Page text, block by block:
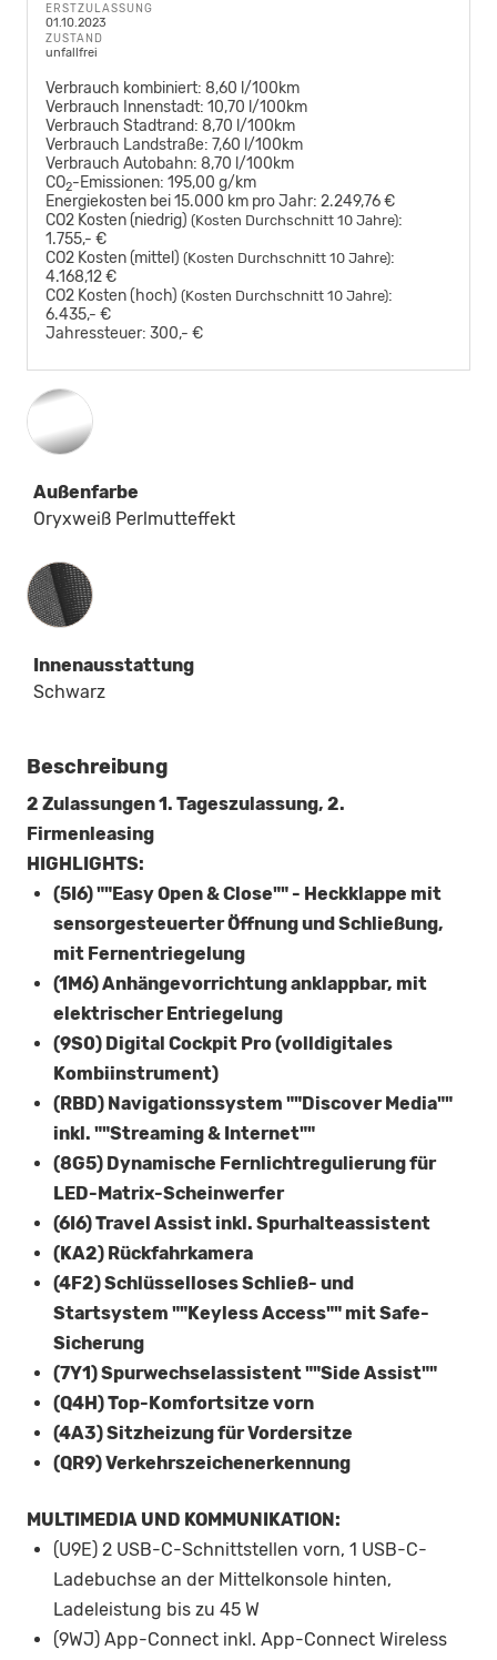
ERSTZULASSUNG
01.10.2023
ZUSTAND
unfallfrei
Verbrauch kombiniert: 8,60 l/100km
Verbrauch Innenstadt: 10,70 l/100km
Verbrauch Stadtrand: 8,70 l/100km
Verbrauch Landstraße: 7,60 l/100km
Verbrauch Autobahn: 8,70 l/100km
CO2-Emissionen: 195,00 g/km
Energiekosten bei 15.000 km pro Jahr: 2.249,76 €
CO2 Kosten (niedrig) (Kosten Durchschnitt 10 Jahre):
1.755,- €
CO2 Kosten (mittel) (Kosten Durchschnitt 10 Jahre):
4.168,12 €
CO2 Kosten (hoch) (Kosten Durchschnitt 10 Jahre):
6.435,- €
Jahressteuer: 300,- €
Außenfarbe
Oryxweiß Perlmutteffekt
Innenausstattung
Innenausstattung
Schwarz
Beschreibung
2 Zulassungen 1. Tageszulassung, 2.
Firmenleasing
HIGHLIGHTS:
(5I6) ""Easy Open & Close"" - Heckklappe mit
sensorgesteuerter Öffnung und Schließung,
mit Fernentriegelung
(1M6) Anhängevorrichtung anklappbar, mit
elektrischer Entriegelung
(9S0) Digital Cockpit Pro (volldigitales
Kombiinstrument)
(RBD) Navigationssystem ""Discover Media""
inkl. ""Streaming & Internet""
(8G5) Dynamische Fernlichtregulierung für
LED-Matrix-Scheinwerfer
(6I6) Travel Assist inkl. Spurhalteassistent
(KA2) Rückfahrkamera
(4F2) Schlüsselloses Schließ- und
Startsystem ""Keyless Access"" mit Safe-
Sicherung
(7Y1) Spurwechselassistent ""Side Assist""
(Q4H) Top-Komfortsitze vorn
(4A3) Sitzheizung für Vordersitze
(QR9) Verkehrszeichenerkennung
MULTIMEDIA UND KOMMUNIKATION:
(U9E) 2 USB-C-Schnittstellen vorn, 1 USB-C-
Ladebuchse an der Mittelkonsole hinten,
Ladeleistung bis zu 45 W
(9WJ) App-Connect inkl. App-Connect Wireless